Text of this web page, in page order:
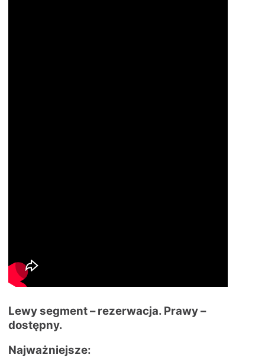
Lewy segment – rezerwacja. Prawy –
dostępny.
Najważniejsze: